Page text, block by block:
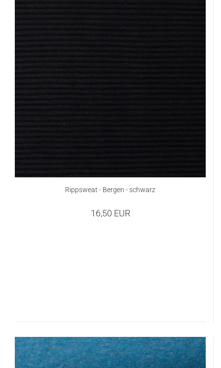
Rippsweat - Bergen - schwarz
16,50 EUR